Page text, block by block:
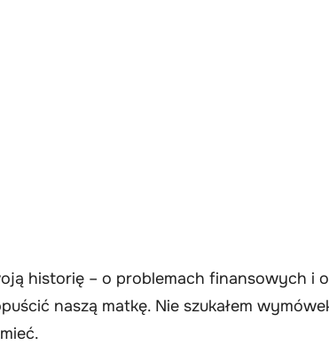
historię – o problemach finansowych i
naszą matkę. Nie szukałem